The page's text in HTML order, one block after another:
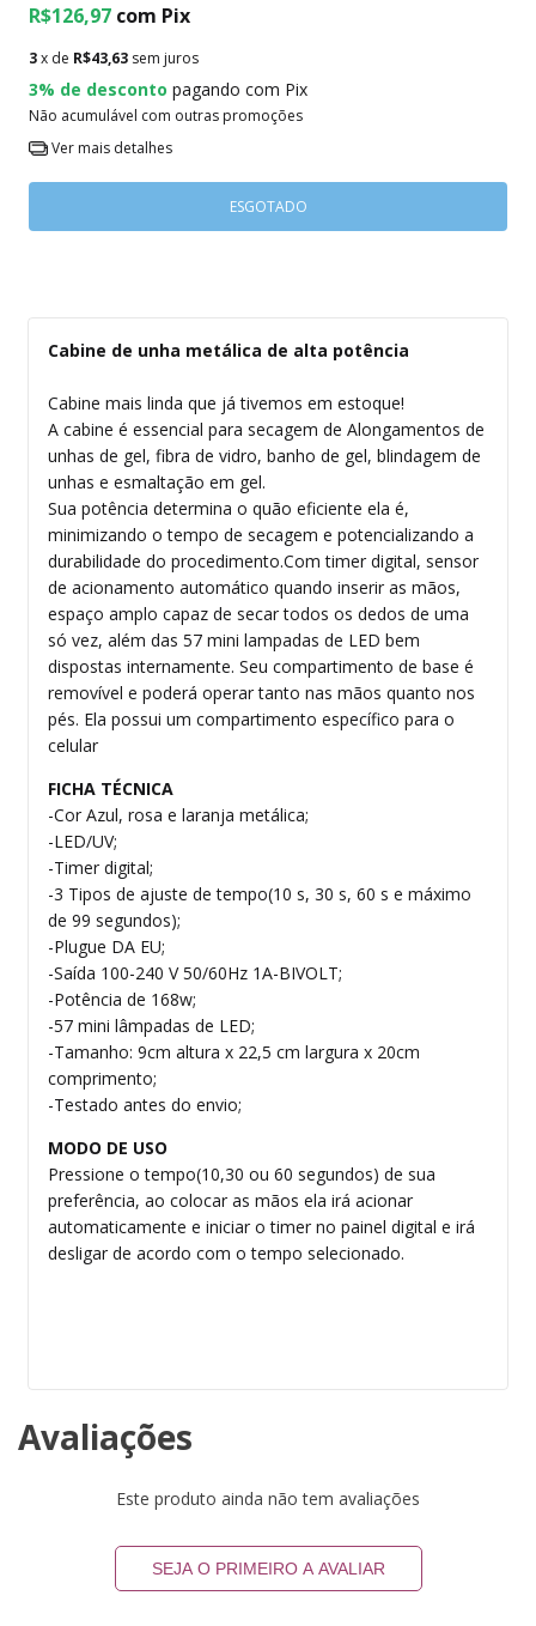
R$126,97 com Pix
3x de R$43,63 sem juros
3% de desconto pagando com Pix
Não acumulável com outras promoções
Ver mais detalhes
Cabine de unha metálica de alta potência
Cabine mais linda que já tivemos em estoque!
A cabine é essencial para secagem de Alongamentos de
unhas de gel, fibra de vidro, banho de gel, blindagem de
unhas e esmaltação em gel.
Sua potência determina o quão eficiente ela é,
minimizando o tempo de secagem e potencializando a
durabilidade do procedimento.Com timer digital, sensor
de acionamento automático quando inserir as mãos,
espaço amplo capaz de secar todos os dedos de uma
só vez, além das 57 mini lampadas de LED bem
dispostas internamente. Seu compartimento de base é
removível e poderá operar tanto nas mãos quanto nos
pés. Ela possui um compartimento específico para o
celular
FICHA TÉCNICA
-Cor Azul, rosa e laranja metálica;
-LED/UV;
-Timer digital;
-3 Tipos de ajuste de tempo(10 s, 30 s, 60 s e máximo
de 99 segundos);
-Plugue DA EU;
-Saída 100-240 V 50/60Hz 1A-BIVOLT;
-Potência de 168w;
-57 mini lâmpadas de LED;
-Tamanho: 9cm altura x 22,5 cm largura x 20cm
comprimento;
-Testado antes do envio;
MODO DE USO
Pressione o tempo(10,30 ou 60 segundos) de sua
preferência, ao colocar as mãos ela irá acionar
automaticamente e iniciar o timer no painel digital e irá
desligar de acordo com o tempo selecionado.
Avaliações
Este produto ainda não tem avaliações
SEJA O PRIMEIRO A AVALIAR